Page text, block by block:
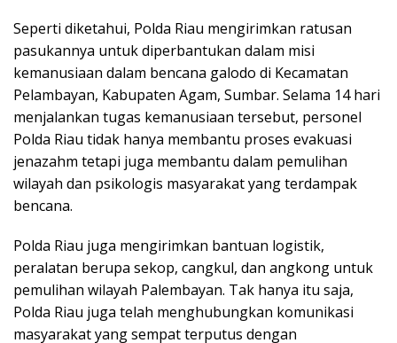
Seperti diketahui, Polda Riau mengirimkan ratusan
pasukannya untuk diperbantukan dalam misi
kemanusiaan dalam bencana galodo di Kecamatan
Pelambayan, Kabupaten Agam, Sumbar. Selama 14 hari
menjalankan tugas kemanusiaan tersebut, personel
Polda Riau tidak hanya membantu proses evakuasi
jenazahm tetapi juga membantu dalam pemulihan
wilayah dan psikologis masyarakat yang terdampak
bencana.
Polda Riau juga mengirimkan bantuan logistik,
peralatan berupa sekop, cangkul, dan angkong untuk
pemulihan wilayah Palembayan. Tak hanya itu saja,
Polda Riau juga telah menghubungkan komunikasi
masyarakat yang sempat terputus dengan